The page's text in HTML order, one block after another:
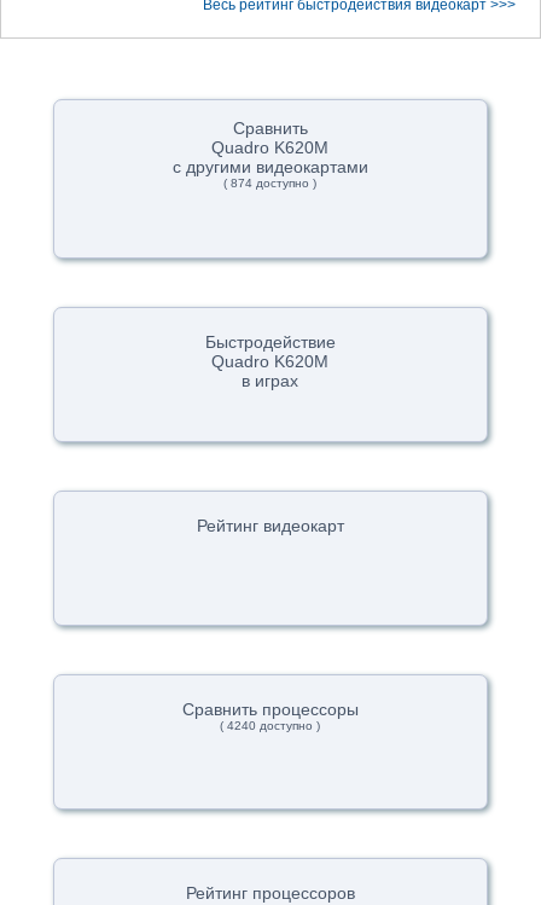
Весь рейтинг быстродействия видеокарт >>>
Сравнить
Quadro K620M
с другими видеокартами
( 874 доступно )
Быстродействие
Quadro K620M
в играх
Рейтинг видеокарт
Сравнить процессоры
( 4240 доступно )
Рейтинг процессоров